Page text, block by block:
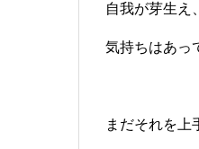
自我が芽生え
気持ちはあっ
まだそれを上